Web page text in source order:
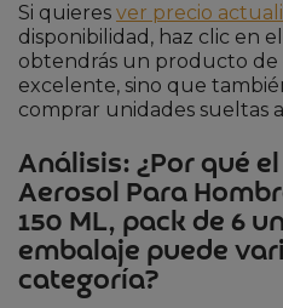
Si quieres ver precio
disponibilidad, haz clic en
obtendrás un producto de
excelente, sino que
comprar unidades sueltas
Análisis: ¿Por qué
Aerosol Para
150 ML, pack de 6
embalaje puede
categoría?